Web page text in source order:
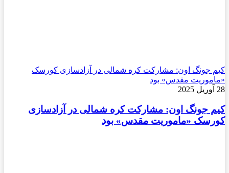
کیم جونگ اون: مشارکت کره شمالی در آزادسازی کورسک
«ماموریت مقدس» بود
28 آوریل 2025
کیم جونگ اون: مشارکت کره شمالی در آزادسازی
کورسک «ماموریت مقدس» بود